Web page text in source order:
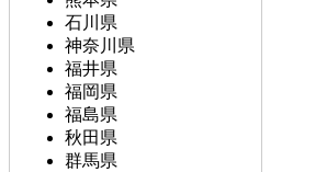
石川県
神奈川県
福井県
福岡県
福島県
秋田県
群馬県